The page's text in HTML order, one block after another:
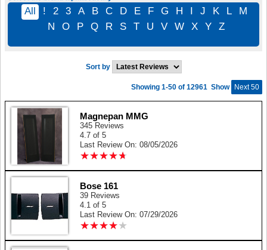
All ! 2 3 A B C D E F G H I J K L
M
N
O P Q R S T U V W X Y Z
Sort by
Show Next 50
Showing 1-50 of 12961
Magnepan MMG
345 Reviews
4.7 of 5
Last Review On: 08/05/2026
★★★★★
★★★★★
Bose 161
39 Reviews
4.1 of 5
Last Review On: 07/29/2026
★★★★★
★★★★★